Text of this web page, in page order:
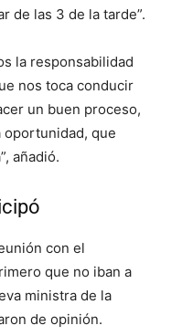
de las 3 de la tarde”.
la responsabilidad
nos toca conducir
un buen proceso,
oportunidad, que
añadió.
con el
que no iban a
ministra de la
de opinión.